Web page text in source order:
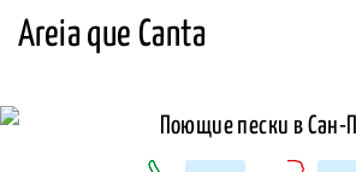
Areia que Canta